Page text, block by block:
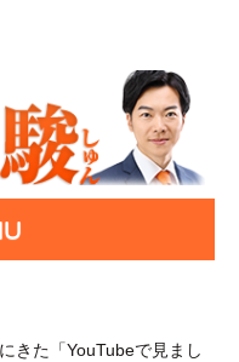
きた「YouTubeで見まし